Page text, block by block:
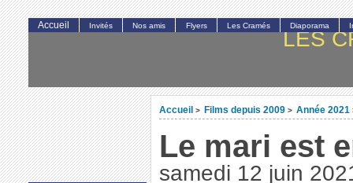
LES
Accueil > Films depuis 2009 > Année 2021
Le mari est
samedi 12 juin
Accueil Invités Nos amis Flyers Les Cramés Diaporama